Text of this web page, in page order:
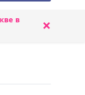
в
×